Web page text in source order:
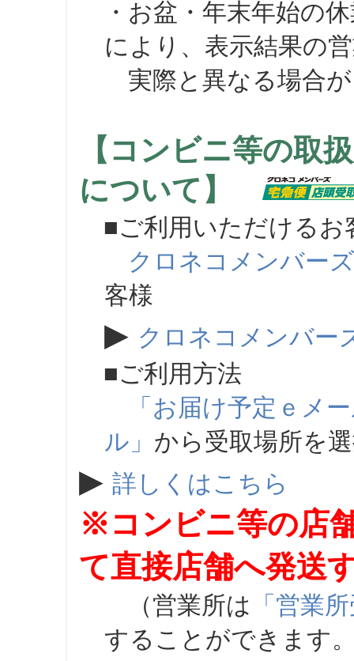
・お盆・年末年始の
により、表示結果の
実際と異なる場合が
【コンビニ等の取
について】
■ご利用いただけるお
クロネコメンバーズ
客様
▶ クロネコメンバー
■ご利用方法
「お届け予定ｅメ
ル」 から受取場所を
▶ 詳しくはこちら
※コンビニ等の店
て直接店舗へ発送
（営業所は 「営業
することができます